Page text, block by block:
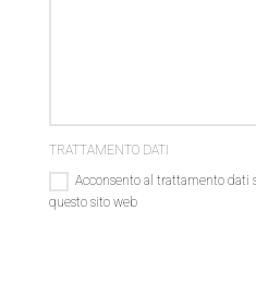
TRATTAMENTO DATI
Acconsento al trattamento dati
questo sito web